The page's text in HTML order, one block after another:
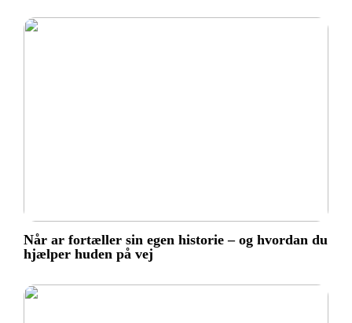
Når ar fortæller sin egen historie – og hvordan du
hjælper huden på vej